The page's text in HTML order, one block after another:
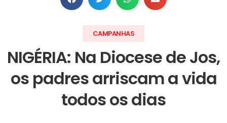
CAMPANHAS
NIGÉRIA: Na Diocese de Jos,
os padres arriscam a vida
todos os dias